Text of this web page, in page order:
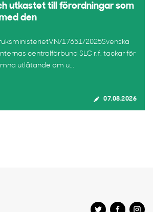
utkastet till förordningar som
den
17651/2025Svenska
centralförbund SLC r.f. tackar för
utlåtande om u...
07.08.2026